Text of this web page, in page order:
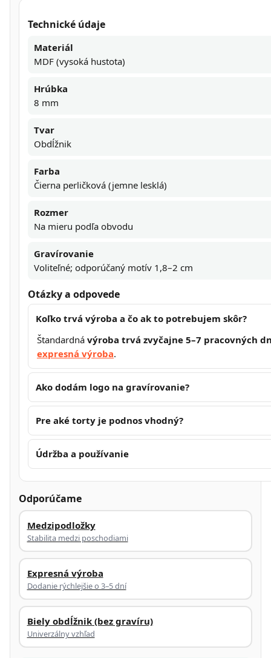
Technické údaje
Materiál
MDF (vysoká hustota)
Hrúbka
8 mm
Tvar
Obdĺžnik
Farba
Čierna perličková (jemne lesklá)
Rozmer
Na mieru podľa obvodu
Gravírovanie
Voliteľné; odporúčaný motív 1,8–2 cm
Otázky a odpovede
Koľko trvá výroba a čo ak to potrebujem skôr?
Štandardná výroba trvá zvyčajne 5–7 pracovných
expresná výroba.
Ako dodám logo na gravírovanie?
Pre aké torty je podnos vhodný?
Údržba a používanie
Odporúčame
Medzipodložky
Stabilita medzi poschodiami
Expresná výroba
Dodanie rýchlejšie o 3–5 dní
Biely obdĺžnik (bez gravíru)
Univerzálny vzhľad